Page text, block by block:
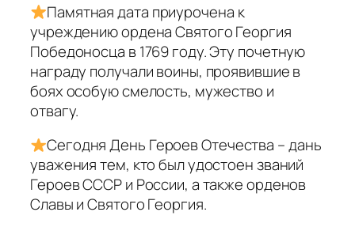
Памятная дата приурочена к
учреждению ордена Святого Георгия
Победоносца в 1769 году. Эту почетную
награду получали воины, проявившие в
боях особую смелость, мужество и
отвагу.
Сегодня День Героев Отечества – дань
уважения тем, кто был удостоен званий
Героев СССР и России, а также орденов
Славы и Святого Георгия.